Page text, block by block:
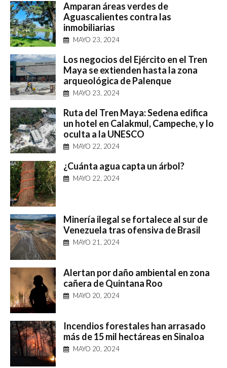
Amparan áreas verdes de
Aguascalientes contra las
inmobiliarias
MAYO 23, 2024
Los negocios del Ejército en el Tren
Maya se extienden hasta la zona
arqueológica de Palenque
MAYO 23, 2024
Ruta del Tren Maya: Sedena edifica
un hotel en Calakmul, Campeche, y lo
oculta a la UNESCO
MAYO 22, 2024
¿Cuánta agua capta un árbol?
MAYO 22, 2024
Minería ilegal se fortalece al sur de
Venezuela tras ofensiva de Brasil
MAYO 21, 2024
Alertan por daño ambiental en zona
cañera de Quintana Roo
MAYO 20, 2024
Incendios forestales han arrasado
más de 15 mil hectáreas en Sinaloa
MAYO 20, 2024